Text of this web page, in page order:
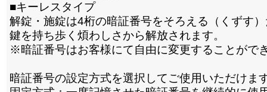
■キーレスタイプ
解錠・施錠は4桁の暗証番号をそろえる（くずす
鍵を持ち歩く煩わしさから解放されます。
※暗証番号はお客様にて自由に変更することがで
暗証番号の設定方式を選択してご使用いただけま